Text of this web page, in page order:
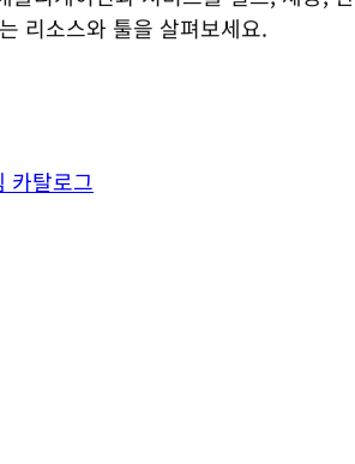
리소스와 툴을 살펴보세요.
카탈로그